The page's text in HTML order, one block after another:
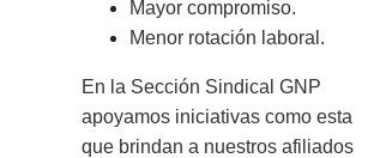
Mayor compromiso.
Menor rotación laboral.
En la Sección Sindical GNP
apoyamos iniciativas como esta
que brindan a nuestros afiliados